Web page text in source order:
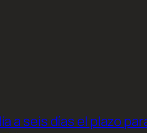
a seis días el plazo